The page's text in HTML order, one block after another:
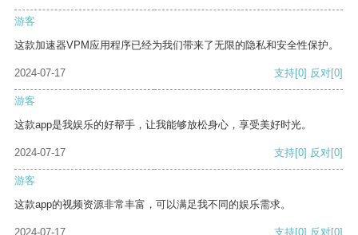
游客
这款加速器VPM应用程序已经为我们带来了无限的隐私和安全性保护。
2024-07-17 支持[0] 反对[0]
游客
这款app是我娱乐的好帮手，让我能够放松身心，享受美好时光。
2024-07-17 支持[0] 反对[0]
游客
这款app的视频资源非常丰富，可以满足我不同的娱乐需求。
2024-07-17 支持[0] 反对[0]